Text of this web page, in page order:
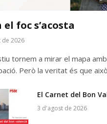
el foc s’acosta
2026
tornem a mirar el mapa amb
Però la veritat és que
El Carnet del Bon
3 d'agost de 2026